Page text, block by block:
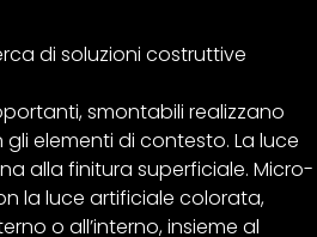
di soluzioni costruttive
smontabili realizzano
elementi di contesto. La luce
alla finitura superficiale. Micro-
la luce artificiale colorata,
o all’interno, insieme al